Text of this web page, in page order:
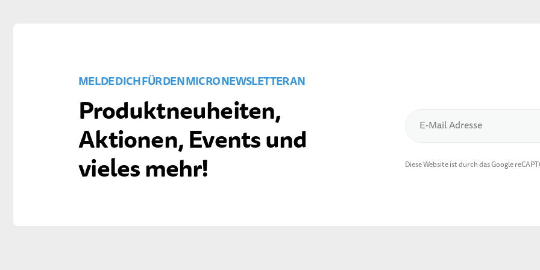
E-Mail Adresse
Diese Website ist durch das Google
MELDE DICH FÜR DEN MICRO NEWSLETTER AN
Produktneuheiten,
Aktionen, Events und
vieles mehr!